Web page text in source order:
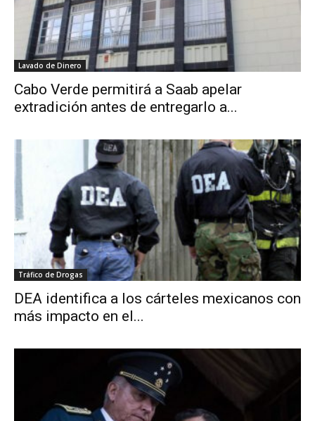
Lavado de Dinero
Cabo Verde permitirá a Saab apelar
extradición antes de entregarlo a...
Tráfico de Drogas
DEA identifica a los cárteles mexicanos con
más impacto en el...